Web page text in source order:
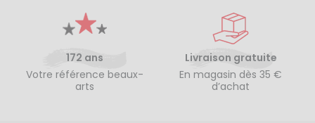
172 ans
Votre référence beaux-
arts
Livraison gratuite
En magasin dès 35 €
d’achat